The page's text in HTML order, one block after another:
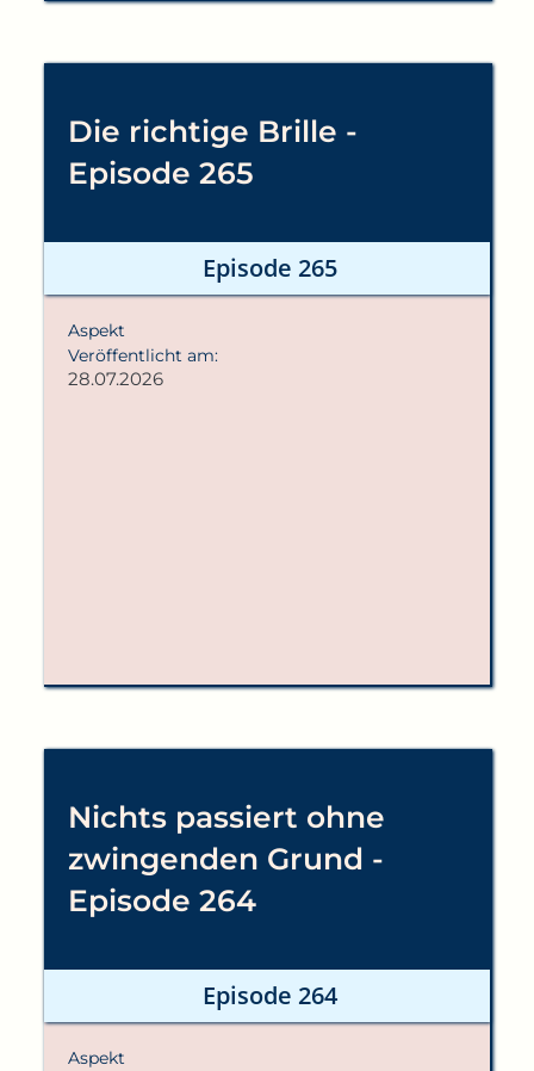
Die richtige Brille -
Episode 265
Episode 265
Aspekt
Veröffentlicht am:
28.07.2026
Nichts passiert ohne
zwingenden Grund -
Episode 264
Episode 264
Aspekt